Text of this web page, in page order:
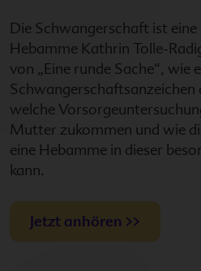
Die Schwangerschaft ist
Hebamme Kathrin Tolle-
von „Eine runde Sache“, wie
Schwangerschaftsanzeichen
welche
Mutter zukommen und wie
eine Hebamme in dieser
kann.
Jetzt anhören >>